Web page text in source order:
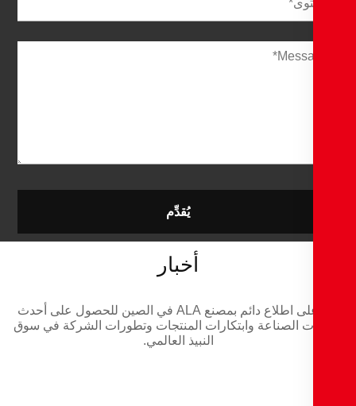
ابق على اطلاع دائم بمصنع ALA في الصين للحصول على أحدث
الصناعة وابتكارات المنتجات وتطورات الشركة في سوق
النبيذ العالمي.